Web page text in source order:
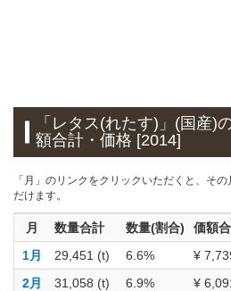
「レタス(れたす)」(国産)
額合計・価格 [2014]
「月」のリンクをクリックいただくと、そ
だけます。
月 数量合計 数量(割合) 価額
1月
29,451 (t) 6.6% ¥
2月
31,058 (t) 6.9% ¥